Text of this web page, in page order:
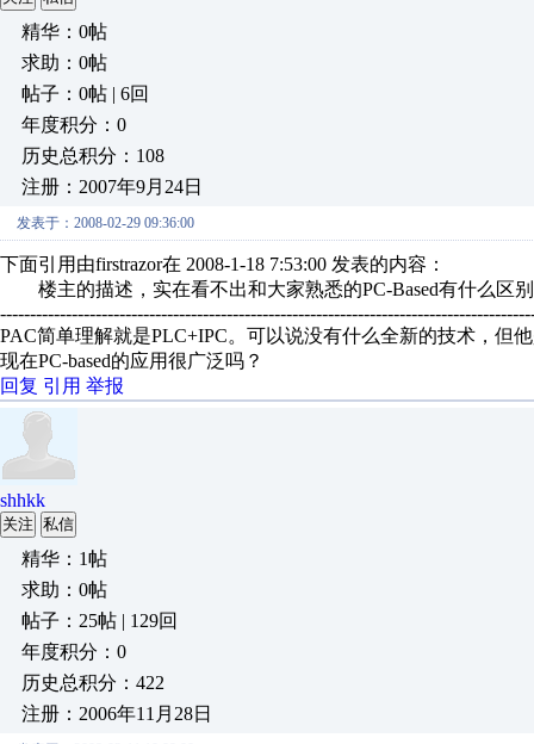
精华：0帖
求助：0帖
帖子：0帖 | 6回
年度积分：0
历史总积分：108
注册：2007年9月24日
发表于：2008-02-29 09:36:00
下面引用由firstrazor在 2008-1-18 7:53:00 发表的内容：
楼主的描述，实在看不出和大家熟悉的PC-Based有什么区
PAC简单理解就是PLC+IPC。可以说没有什么全新的技术，但
现在PC-based的应用很广泛吗？
回复 引用 举报
shhkk
关注 私信
精华：1帖
求助：0帖
帖子：25帖 | 129回
年度积分：0
历史总积分：422
注册：2006年11月28日